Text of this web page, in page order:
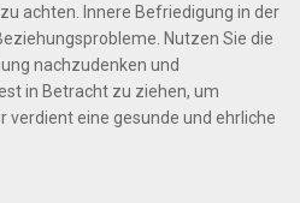
achten. Innere Befriedigung in der
Nutzen Sie die
nachzudenken und
in Betracht zu ziehen, um
verdient eine gesunde und ehrliche